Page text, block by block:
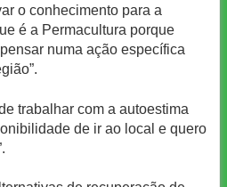
o conhecimento para a
é a Permacultura porque
numa ação específica
trabalhar com a autoestima
de ir ao local e quero